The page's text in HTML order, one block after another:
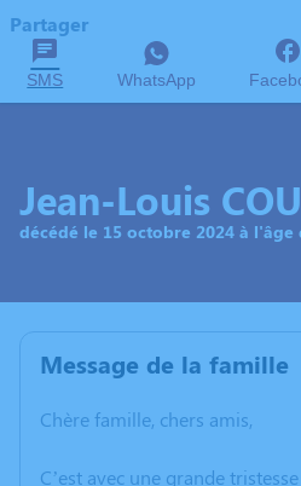
Partager
SMS WhatsApp
Jean-Louis
décédé le 15 octobre 2024 à l'âge
Message de la famille
Chère famille, chers amis,
C’est avec une grande